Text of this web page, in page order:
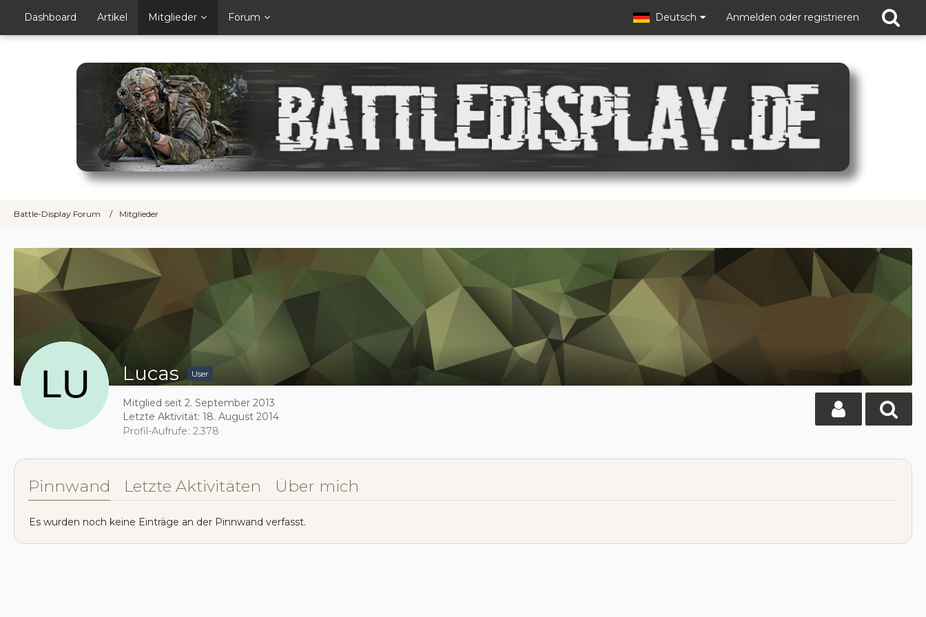
Dashboard Artikel Mitglieder Forum Deutsch Anmelden oder registrieren
Battle-Display Forum Mitglieder
Lucas User
Mitglied seit 2. September 2013
Letzte Aktivität: 18. August 2014
Profil-Aufrufe 2.378
Pinnwand Letzte Aktivitäten Über mich
Es wurden noch keine Einträge an der Pinnwand verfasst.